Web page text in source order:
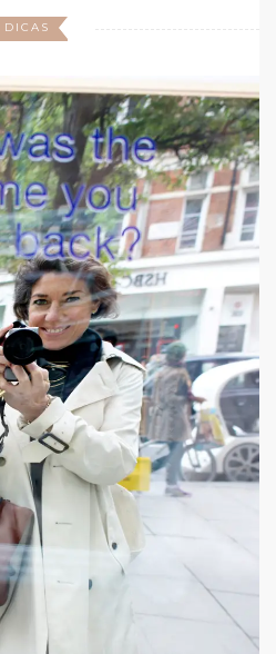
DICAS